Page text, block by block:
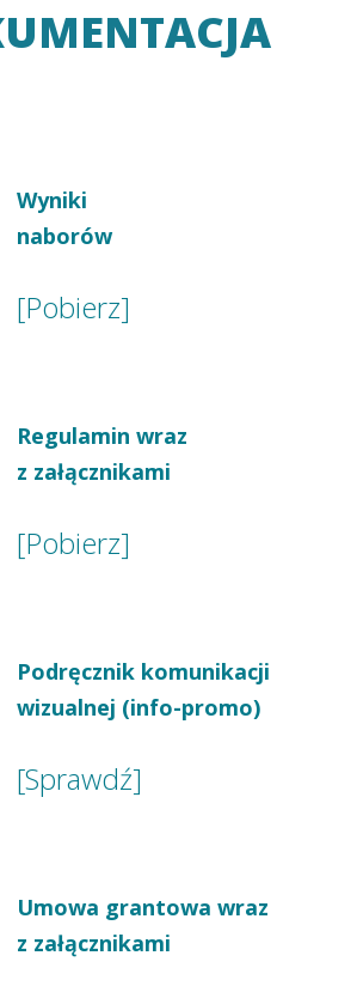
Wyniki
naborów
[Pobierz]
Regulamin wraz
z załącznikami
[Pobierz]
Podręcznik komunikacji
wizualnej (info-promo)
[Sprawdź]
Umowa grantowa wraz
z załącznikami